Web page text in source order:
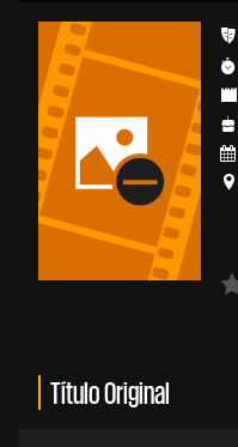
Título Original